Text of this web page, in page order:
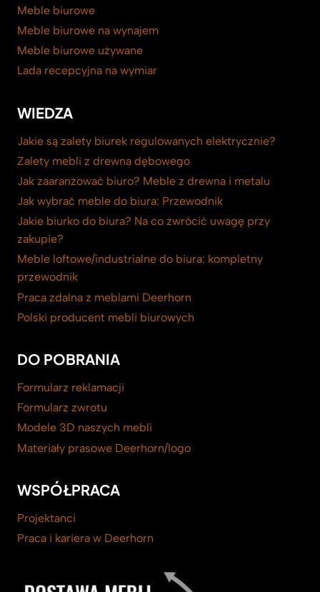
Meble biurowe
Meble biurowe na wynajem
Meble biurowe używane
Lada recepcyjna na wymiar
WIEDZA
Jakie są zalety biurek regulowanych elektrycznie?
Zalety mebli z drewna dębowego
Jak zaaranżować biuro? Meble z drewna i metalu
Jak wybrać meble do biura: Przewodnik
Jakie biurko do biura? Na co zwrócić uwagę przy
zakupie?
Meble loftowe/industrialne do biura: kompletny
przewodnik
Praca zdalna z meblami Deerhorn
Polski producent mebli biurowych
DO POBRANIA
Formularz reklamacji
Formularz zwrotu
Modele 3D naszych mebli
Materiały prasowe Deerhorn/logo
WSPÓŁPRACA
Projektanci
Praca i kariera w Deerhorn